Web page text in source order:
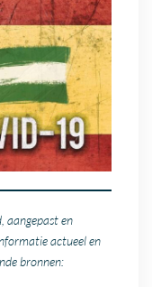
aangepast en
actueel en
bronnen: